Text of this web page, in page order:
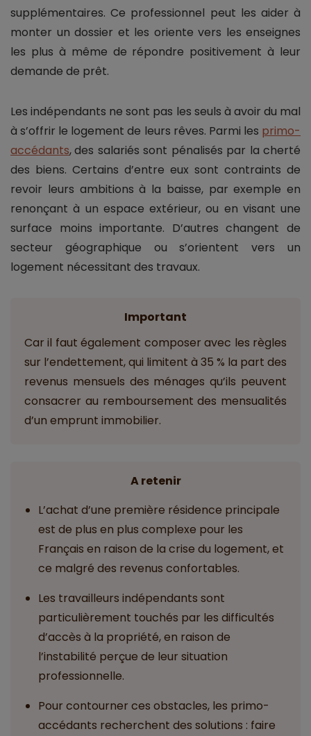
supplémentaires. Ce professionnel peut les aider à
monter un dossier et les oriente vers les enseignes
les plus à même de répondre positivement à leur
demande de prêt.
Les indépendants ne sont pas les seuls à avoir du mal
à s’offrir le logement de leurs rêves. Parmi les primo-
accédants,des salariés sont pénalisés par la cherté
des biens. Certains d’entre eux sont contraints de
revoir leurs ambitions à la baisse, par exemple en
renonçant à un espace extérieur, ou en visant une
surface moins importante. D’autres changent de
secteur géographique ou s’orientent vers un
logement nécessitant des travaux.
Important
Car il faut également composer avec les règles
sur l’endettement, qui limitent à 35 % la part des
revenus mensuels des ménages qu’ils peuvent
consacrer au remboursement des mensualités
d’un emprunt immobilier.
A retenir
L’achat d’une première résidence principale
est de plus en plus complexe pour les
Français en raison de la crise du logement, et
ce malgré des revenus confortables.
Les travailleurs indépendants sont
particulièrement touchés par les difficultés
d’accès à la propriété, en raison de
l’instabilité perçue de leur situation
professionnelle.
Pour contourner ces obstacles, les primo-
accédants recherchent des solutions : faire